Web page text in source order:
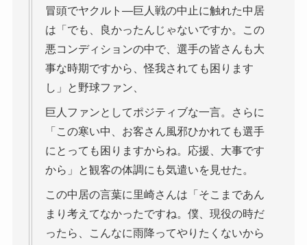
冒頭でヤクルト―巨人戦の中止に触れた中居
は「でも、良かったんじゃないですか。この
悪コンディションの中で、選手の皆さんも大
事な時期ですから、怪我されても困ります
し」と野球ファン、
巨人ファンとしてポジティブな一言。さらに
「この寒い中、お客さん風邪ひかれても選手
にとっても困りますからね。応援、大事です
から」と観客の体調にも気遣いを見せた。
この中居の言葉に里崎さんは「そこまであん
まり考えてなかったですね。僕、現役の時だ
ったら、こんなに雨降ってやりたくないから